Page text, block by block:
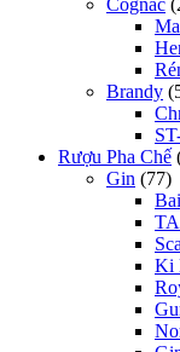
Cognac
Brandy
Rượu Pha Chế
Gin (77)
Ki